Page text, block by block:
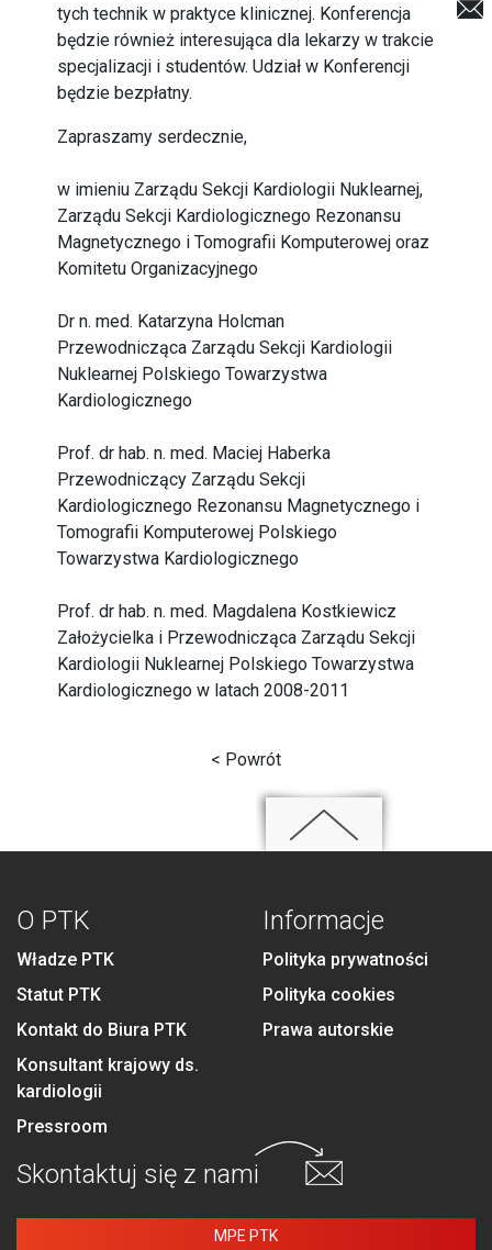
tych technik w praktyce klinicznej. Konferencja
będzie również interesująca dla lekarzy w trakcie
specjalizacji i studentów. Udział w Konferencji
będzie bezpłatny.
Zapraszamy serdecznie,
w imieniu Zarządu Sekcji Kardiologii Nuklearnej,
Zarządu Sekcji Kardiologicznego Rezonansu
Magnetycznego i Tomografii Komputerowej oraz
Komitetu Organizacyjnego
Dr n. med. Katarzyna Holcman
Przewodnicząca Zarządu Sekcji Kardiologii
Nuklearnej Polskiego Towarzystwa
Kardiologicznego
Prof. dr hab. n. med. Maciej Haberka
Przewodniczący Zarządu Sekcji
Kardiologicznego Rezonansu Magnetycznego i
Tomografii Komputerowej Polskiego
Towarzystwa Kardiologicznego
Prof. dr hab. n. med. Magdalena Kostkiewicz
Założycielka i Przewodnicząca Zarządu Sekcji
Kardiologii Nuklearnej Polskiego Towarzystwa
Kardiologicznego w latach 2008-2011
< Powrót
O PTK
Władze PTK
Statut PTK
Kontakt do Biura PTK
Konsultant krajowy ds.
kardiologii
Pressroom
Informacje
Polityka prywatności
Polityka cookies
Prawa autorskie
Skontaktuj się z nami
MPE PTK